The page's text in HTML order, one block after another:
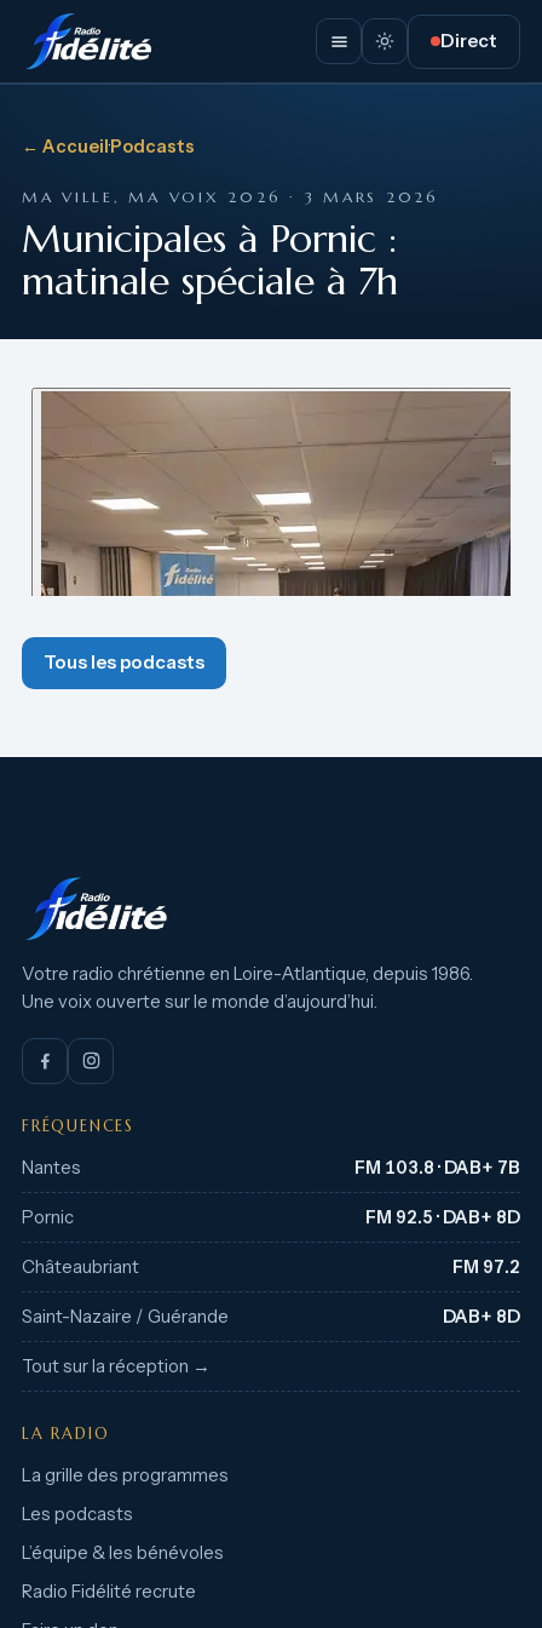
Direct
← Accueil·Podcasts
MA VILLE, MA VOIX 2026 · 3 MARS 2026
Municipales à Pornic :
matinale spéciale à 7h
Tous les podcasts
Votre radio chrétienne en Loire-Atlantique, depuis 1986.
Une voix ouverte sur le monde d’aujourd’hui.
FRÉQUENCES
Nantes FM 103.8 · DAB+ 7B
Pornic FM 92.5 · DAB+ 8D
Châteaubriant FM 97.2
Saint-Nazaire / Guérande DAB+ 8D
Tout sur la réception →
LA RADIO
La grille des programmes
Les podcasts
L’équipe & les bénévoles
Radio Fidélité recrute